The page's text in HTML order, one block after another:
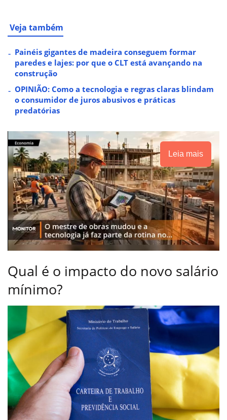
Veja também
Painéis gigantes de madeira conseguem formar
paredes e lajes: por que o CLT está avançando na
construção
OPINIÃO: Como a tecnologia e regras claras blindam
o consumidor de juros abusivos e práticas
predatórias
Leia mais
Qual é o impacto do novo salário
mínimo?